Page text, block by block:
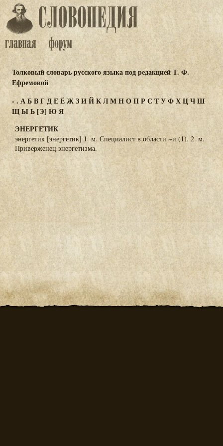
Толковый словарь русского языка под редакцией Т. Ф.
Ефремовой
- . АБВГДЕЁЖЗИЙКЛМНОПР С ТУФХЦЧШ
ЩЫЬ[Э] ЮЯ
ЭНЕРГЕТИК
энергетик [энергетик] 1. м. Специалист в области ~и (1). 2. м.
Приверженец энергетизма.